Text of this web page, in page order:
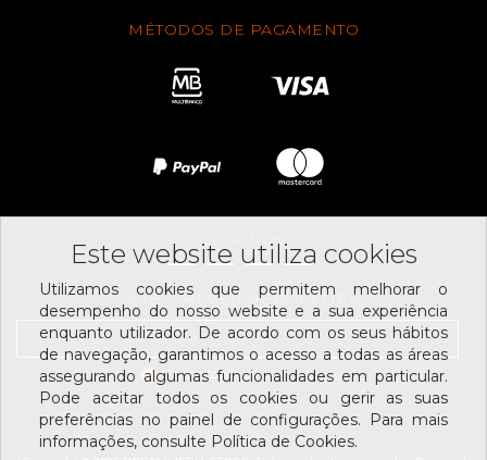
MÉTODOS DE PAGAMENTO
SIGA-NOS
SUBSCREVER NEWSLETTER
Li e aceito ostermos e condições
Este website utiliza cookies
Utilizamos cookies que permitem melhorar o
desempenho do nosso website e a sua experiência
enquanto utilizador. De acordo com os seus hábitos
de navegação, garantimos o acesso a todas as áreas
assegurando algumas funcionalidades em particular.
Pode aceitar todos os cookies ou gerir as suas
preferências no painel de configurações. Para mais
informações, consulte Política de Cookies.